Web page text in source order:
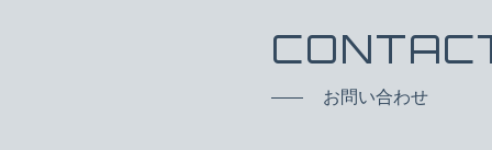
お問い合わせ